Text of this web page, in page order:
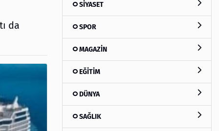
da
SİYASET
SPOR
MAGAZİN
EĞİTİM
DÜNYA
SAĞLIK